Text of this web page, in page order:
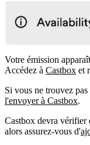
Votre émission
Accédez à Castbox et
Si vous ne trouvez
l'envoyer à Castbox.
Castbox devra vérifier
alors assurez-vous d'